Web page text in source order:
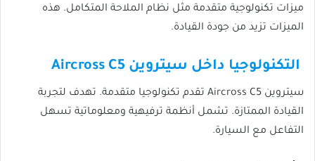
ميزات تكنولوجية متقدمة مثل نظام الملاحة المتكامل. هذه
الميزات تزيد من جودة القيادة.
التكنولوجيا داخل سيتروين Aircross C5
سيتروين Aircross C5 تقدم تكنولوجيا متقدمة. تهدف لتجربة
القيادة الممتازة. تشمل أنظمة ترفيهية ومعلوماتية تسهل
التفاعل مع السيارة.